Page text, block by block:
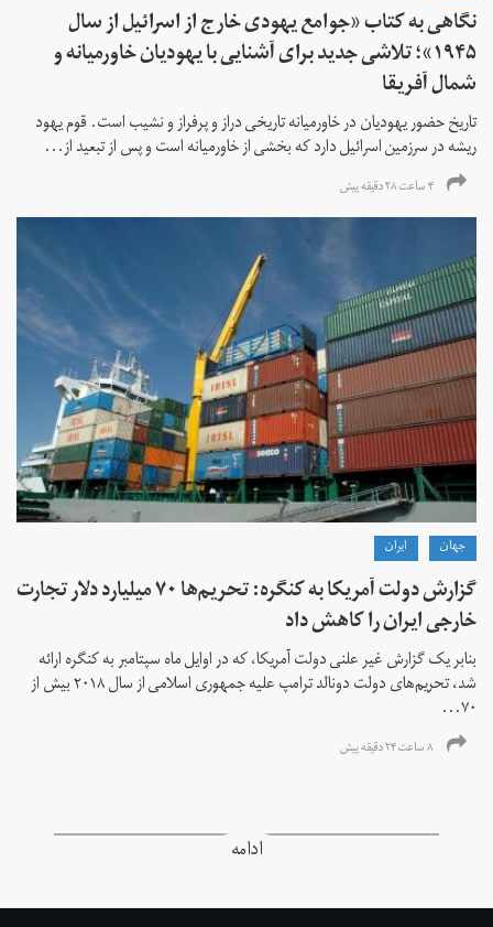
نگاهی به کتاب «جوامع یهودی خارج از اسرائیل از سال
۱۹۴۵»؛ تلاشی جدید برای آشنایی با یهودیان خاورمیانه و
شمال آفریقا
تاریخ حضور یهودیان در خاورمیانه تاریخی دراز و پرفراز و نشیب است. قوم یهود
ریشه در سرزمین اسرائیل دارد که بخشی از خاورمیانه است و پس از تبعید از...
۴ ساعت ۲۸ دقیقه پیش
جهان ايران
گزارش دولت آمریکا به کنگره: تحریم‌ها ۷۰ میلیارد دلار تجارت
خارجی ایران را کاهش داد
بنابر یک گزارش غیر علنی دولت آمریکا، که در اوایل ماه سپتامبر به کنگره ارائه
شد، تحریم‌های دولت دونالد ترامپ علیه جمهوری اسلامی از سال ۲۰۱۸ بیش از
۷۰...
۸ ساعت ۲۴ دقیقه پیش
ادامه